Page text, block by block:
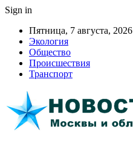
Sign in
Пятница, 7 августа, 2026
Экология
Общество
Происшествия
Транспорт